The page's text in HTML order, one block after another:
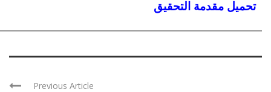
تحميل مقدمة التحقيق
Previous Article